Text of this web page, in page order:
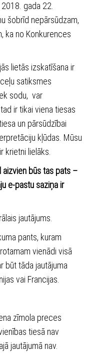
gada 22.
šobrīd nepārsūdzam,
ka no Konkurences
lietās izskatīšana ir
satiksmes
sodu, var
ir tikai viena tiesas
un pārsūdzībai
kļūdas. Mūsu
krietni lielāks.
aizvien būs tas pats –
e-pastu saziņa ir
jautājums.
pants, kuram
vienādi visā
būt tāda jautājuma
vai Francijas.
zīmola preces
tiesā nav
jautājumā nav.